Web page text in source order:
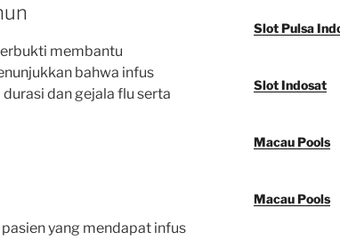
membantu
bahwa infus
dan gejala flu serta
yang mendapat infus
Slot Pulsa
Slot Indosat
Macau Pools
Macau Pools